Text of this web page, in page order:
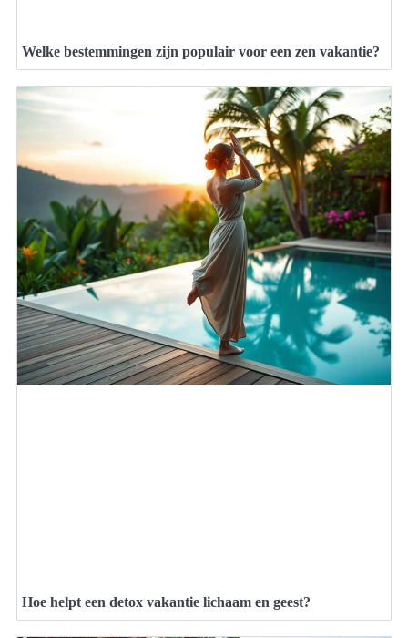
Welke bestemmingen zijn populair voor een zen vakantie?
Hoe helpt een detox vakantie lichaam en geest?